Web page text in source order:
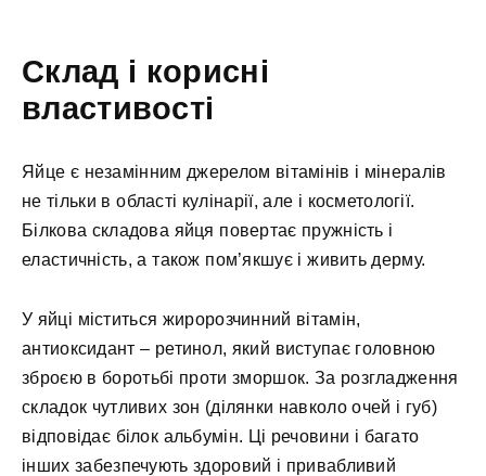
Склад і корисні
властивості
Яйце є незамінним джерелом вітамінів і мінералів
не тільки в області кулінарії, але і косметології.
Білкова складова яйця повертає пружність і
еластичність, а також пом’якшує і живить дерму.
У яйці міститься жиророзчинний вітамін,
антиоксидант – ретинол, який виступає головною
зброєю в боротьбі проти зморшок. За розгладження
складок чутливих зон (ділянки навколо очей і губ)
відповідає білок альбумін. Ці речовини і багато
інших забезпечують здоровий і привабливий